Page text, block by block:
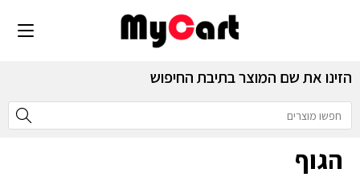
הזינו את שם המוצר בתיבת החיפוש
הגוף